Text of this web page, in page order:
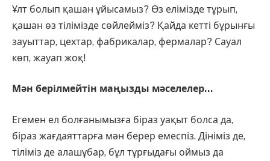
Ұлт болып қашан ұйысамыз? Өз елімізде тұрып,
қашан өз тілімізде сөйлейміз? Қайда кетті бұрынғы
зауыттар, цехтар, фабрикалар, фермалар? Сауал
көп, жауап жоқ!
Мән берілмейтін маңызды мәселелер…
Егемен ел болғанымызға біраз уақыт болса да,
біраз жағдаяттарға мән берер емеспіз. Дініміз де,
тіліміз де алашұбар, бұл тұрғыдағы оймыз да